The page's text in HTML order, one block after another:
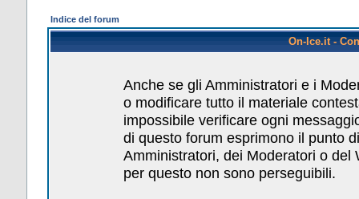
Indice del forum
On-Ice.it -
Anche se gli Amministratori e i
o modificare tutto il materiale
impossibile verificare ogni
di questo forum esprimono il punto
Amministratori, dei Moderatori o
per questo non sono perseguibili.